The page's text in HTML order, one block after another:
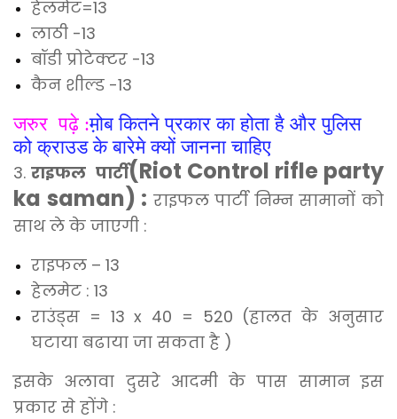
हेलमेट=13
लाठी -13
बॉडी प्रोटेक्टर -13
कैन शील्ड -13
जरुर पढ़े :म़ोब कितने प्रकार का होता है और पुलिस
को क्राउड के बारेमे क्यों जानना चाहिए
3.राइफल पार्टी(Riot Control rifle party
ka saman) : राइफल पार्टी निम्न सामानों को
साथ ले के जाएगी :
राइफल – 13
हेलमेट : 13
राउंड्स = 13 x 40 = 520 (हालत के अनुसार
घटाया बढाया जा सकता है )
इसके अलावा दुसरे आदमी के पास सामान इस
प्रकार से होंगे :